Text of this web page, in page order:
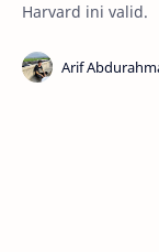
Harvard ini valid.